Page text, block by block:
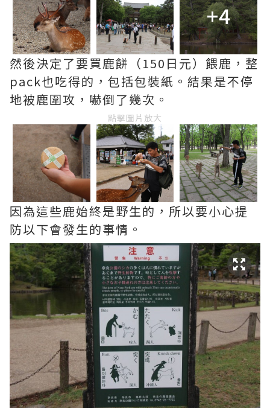
+4
然後決定了要買鹿餅（150日元）餵鹿，整
pack也吃得的，包括包裝紙。結果是不停
地被鹿圍攻，嚇倒了幾次。
點擊圖片放大
因為這些鹿始終是野生的，所以要小心提
防以下會發生的事情。